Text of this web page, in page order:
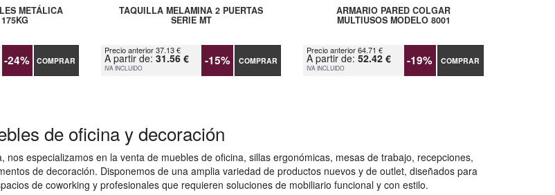
METÁLICA
-24% COMPRAR
TAQUILLA MELAMINA 2 PUERTAS
SERIE MT
Precio anterior 37.13 €
A partir de: 31.56 €
IVA INCLUIDO -15% COMPRAR
ARMARIO PARED COLGAR
MULTIUSOS MODELO 8001
Precio anterior 64.71 €
A partir de:52.42 €
IVA INCLUIDO -19% COMPRAR
de oficina y decoración
nos especializamos en la venta de muebles de oficina, sillas ergonómicas, mesas de trabajo, recepciones,
de decoración. Disponemos de una amplia variedad de productos nuevos y de outlet, diseñados para
de coworking y profesionales que requieren soluciones de mobiliario funcional y con estilo.